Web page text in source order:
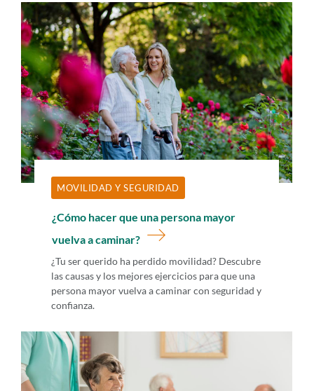
MOVILIDAD Y SEGURIDAD
¿Cómo hacer que una persona mayor
vuelva a caminar?
¿Tu ser querido ha perdido movilidad? Descubre
las causas y los mejores ejercicios para que una
persona mayor vuelva a caminar con seguridad y
confianza.